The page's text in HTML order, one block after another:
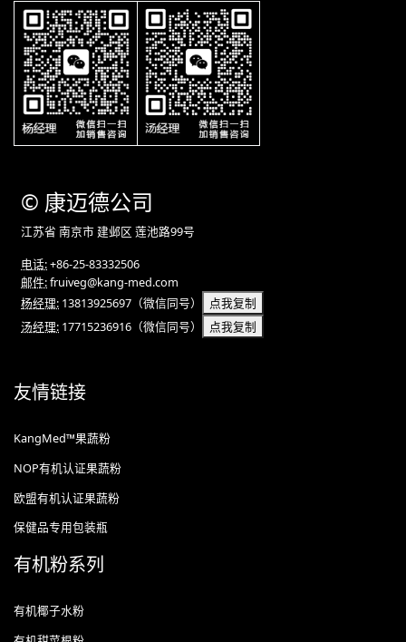
© 康迈德公司
江苏省 南京市 建邺区 莲池路99号
电话:+86-25-83332506
邮件:fruiveg@kang-med.com
杨经理: 13813925697 （微信同号）
点我复制
汤经理: 17715236916 （微信同号） 点我复制
友情链接
KangMed™果蔬粉
NOP有机认证果蔬粉
欧盟有机认证果蔬粉
保健品专用包装瓶
有机粉系列
有机椰子水粉